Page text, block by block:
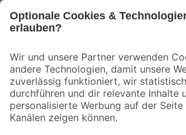
Der toom Newsletter: Keine Angebote und Aktionen
Zur Newsletter Anmeldung
Folge uns